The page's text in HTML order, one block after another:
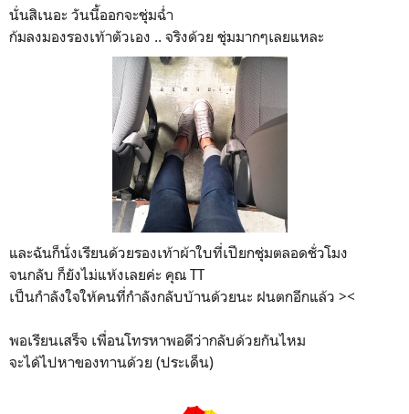
นั่นสิเนอะ วันนี้ออกจะชุ่มฉ่ำ
ก้มลงมองรองเท้าตัวเอง .. จริงด้วย ชุ่มมากๆเลยแหละ
และฉันก็นั่งเรียนด้วยรองเท้าผ้าใบที่เปียกชุ่มตลอดชั่วโมง
จนกลับ ก็ยังไม่แห้งเลยค่ะ คุณ TT
เป็นกำลังใจให้คนที่กำลังกลับบ้านด้วยนะ ฝนตกอีกแล้ว ><
พอเรียนเสร็จ เพื่อนโทรหาพอดีว่ากลับด้วยกันไหม
จะได้ไปหาของทานด้วย (ประเด็น)